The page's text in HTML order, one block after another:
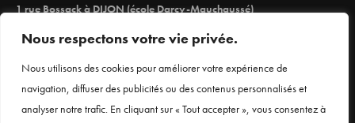
Nous respectons votre vie privée.
Nous utilisons des cookies pour améliorer votre expérience de
navigation, diffuser des publicités ou des contenus personnalisés et
analyser notre trafic. En cliquant sur « Tout accepter », vous consentez à
1 rue Bossack à DIJON (école Darcy-Mauchaussé)
03 80 66 71 98
Mentions légales